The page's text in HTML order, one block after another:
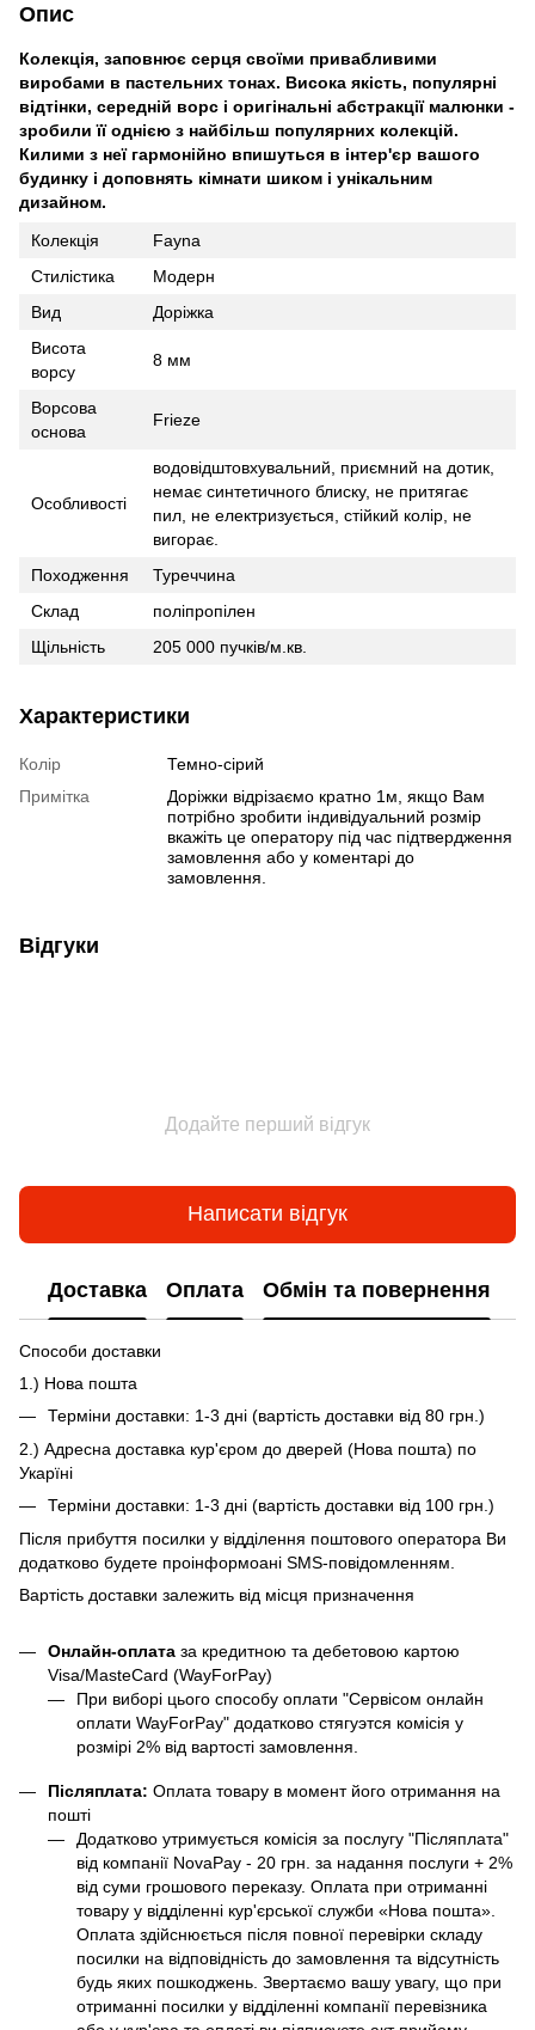
Опис
Колекція, заповнює серця своїми привабливими
виробами в пастельних тонах. Висока якість, популярні
відтінки, середній ворс і оригінальні абстракції малюнки -
зробили її однією з найбільш популярних колекцій.
Килими з неї гармонійно впишуться в інтер'єр вашого
будинку і доповнять кімнати шиком і унікальним
дизайном.
Колекція
Fayna
Cтилістика
Модерн
Вид
Доріжка
Висота
ворсу
8 мм
Ворсова
основа
Frieze
Особливості
водовідштовхувальний, приємний на дотик,
немає синтетичного блиску, не притягає
пил, не електризується, стійкий колір, не
вигорає.
Походження
Туреччина
Склад
поліпропілен
Щільність
205 000 пучків/м.кв.
Характеристики
Колір
Темно-сірий
Примітка
Доріжки відрізаємо кратно 1м, якщо Вам
потрібно зробити індивідуальний розмір
вкажіть це оператору під час підтвердження
замовлення або у коментарі до
замовлення.
Відгуки
Додайте перший відгук
Написати відгук
Доставка Оплата Обмін та повернення
Способи доставки
1.) Нова пошта
Терміни доставки: 1-3 дні (вартість доставки від 80 грн.)
2.) Адресна доставка кур'єром до дверей (Нова пошта) по
Укарїні
Терміни доставки: 1-3 дні (вартість доставки від 100 грн.)
Після прибуття посилки у відділення поштового оператора Ви
додатково будете проінформоані SMS-повідомленням.
Вартість доставки залежить від місця призначення
Онлайн-оплата за кредитною та дебетовою картою
Visa/MasteCard (WayForPay)
При виборі цього способу оплати "Сервісом онлайн
оплати WayForPay" додатково стягуэтся комісія у
розмірі 2% від вартості замовлення.
Післяплата: Оплата товару в момент його отримання на
пошті
Додатково утримується комісія за послугу "Післяплата"
від компанії NovaPay - 20 грн. за надання послуги + 2%
від суми грошового переказу. Оплата при отриманні
товару у відділенні кур'єрської служби «Нова пошта».
Оплата здійснюється після повної перевірки складу
посилки на відповідність до замовлення та відсутність
будь яких пошкоджень. Звертаємо вашу увагу, що при
отриманні посилки у відділенні компанії перевізника